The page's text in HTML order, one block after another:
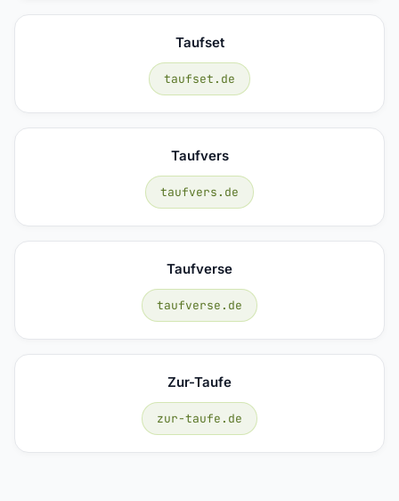
Taufset
taufset.de
Taufvers
taufvers.de
Taufverse
taufverse.de
Zur-Taufe
zur-taufe.de